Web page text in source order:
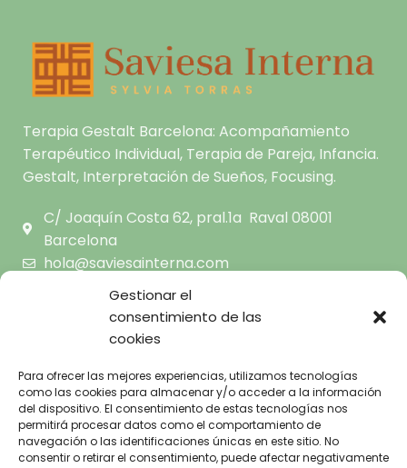
Gestionar el
consentimiento de las
cookies
Para ofrecer las mejores experiencias, utilizamos tecnologías
como las cookies para almacenar y/o acceder a la información
del dispositivo. El consentimiento de estas tecnologías nos
permitirá procesar datos como el comportamiento de
navegación o las identificaciones únicas en este sitio. No
consentir o retirar el consentimiento, puede afectar negativamente
Terapia Gestalt Barcelona: Acompañamiento
Terapéutico Individual, Terapia de Pareja, Infancia.
Gestalt, Interpretación de Sueños, Focusing.
C/ Joaquín Costa 62, pral.1a Raval 08001
Barcelona
hola@saviesainterna.com
665.681.444
TERAPIA GESTALT A TU
ALCANCE
CENTRO
BLOG
AVISO LEGAL
POLÍTICA DE
PRIVACIDAD
POLÍTICA DE